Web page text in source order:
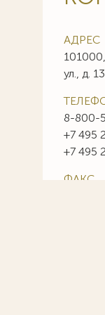
АДРЕС
ул., д.
8-800-
+7 495
+7 495
ФАКС